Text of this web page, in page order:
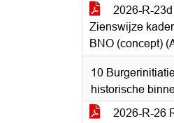
2026-R-
Zienswijze
BNO (concept)
10
historische
2026-R-26